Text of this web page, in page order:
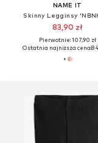
NAME IT
Skinny Legginsy
83,90 zł
Pierwotnie: 107,90 zł
Ostatnia najniższa cena: